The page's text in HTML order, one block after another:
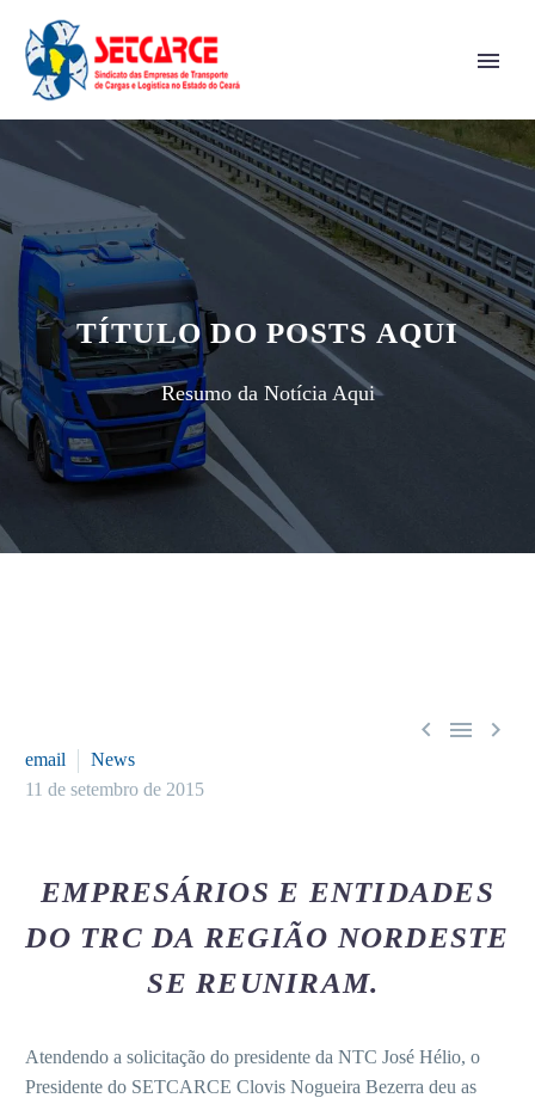
TÍTULO DO POSTS AQUI
Resumo da Notícia Aqui
  
email
News
11 de setembro de 2015
EMPRESÁRIOS E ENTIDADES
DO TRC DA REGIÃO NORDESTE
SE REUNIRAM.
Atendendo a solicitação do presidente da NTC José Hélio, o
Presidente do SETCARCE Clovis Nogueira Bezerra deu as